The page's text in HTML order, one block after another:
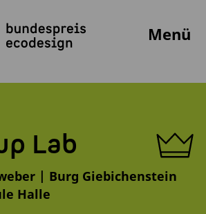
Menü
Lab
| Burg Giebichenstein
Halle